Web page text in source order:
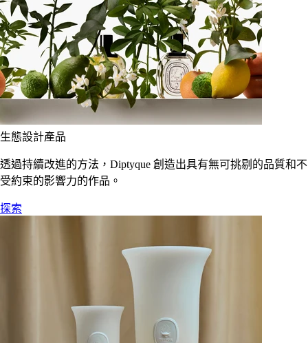
生態設計產品
透過持續改進的方法，Diptyque 創造出具有無可挑剔的品質和不
受約束的影響力的作品。
探索